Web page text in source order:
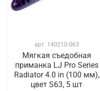
арт. 140210-S63
Мягкая съедобная
приманка LJ Pro Series
Radiator 4.0 in (100 мм),
цвет S63, 5 шт